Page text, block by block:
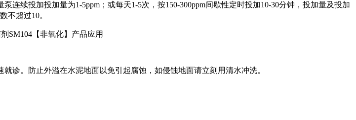
续投加投加量为1-5ppm；或每天1-5次，按150-300ppm间歇性定时投加10-30分钟，投加量及投加
不超过10。
诊。防止外溢在水泥地面以免引起腐蚀，如侵蚀地面请立刻用清水冲洗。